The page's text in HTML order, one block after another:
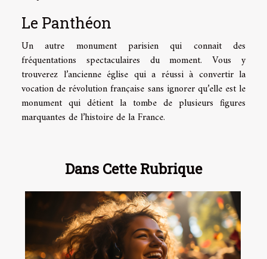
Le Panthéon
Un autre monument parisien qui connait des
fréquentations spectaculaires du moment. Vous y
trouverez l’ancienne église qui a réussi à convertir la
vocation de révolution française sans ignorer qu’elle est le
monument qui détient la tombe de plusieurs figures
marquantes de l’histoire de la France.
Dans Cette Rubrique